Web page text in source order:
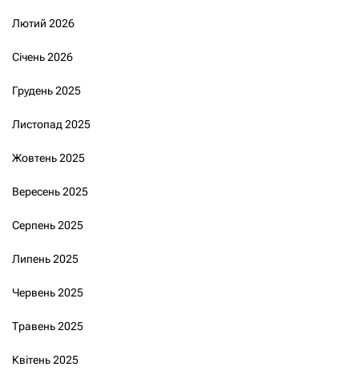
Лютий 2026
Січень 2026
Грудень 2025
Листопад 2025
Жовтень 2025
Вересень 2025
Серпень 2025
Липень 2025
Червень 2025
Травень 2025
Квітень 2025